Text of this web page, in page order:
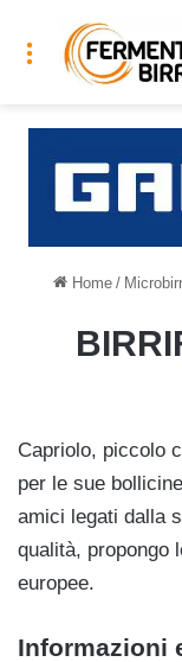
Menu
Home /
Capriolo, piccolo
per le sue
amici legati dalla
qualità, propongo
europee.
Informazioni